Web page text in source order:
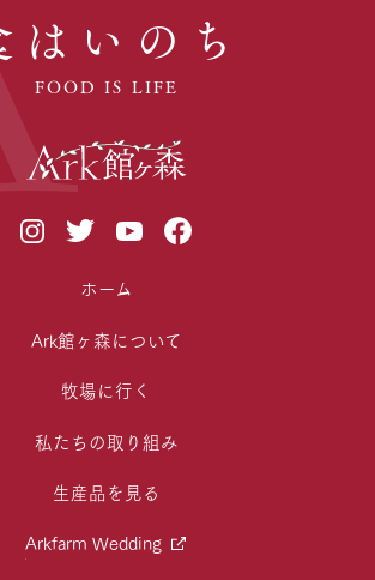
はいのち
FOOD IS LIFE
ホーム
Ark館ヶ森について
牧場に行く
私たちの取り組み
生産品を見る
Arkfarm Wedding